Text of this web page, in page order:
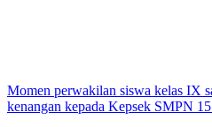
Momen perwakilan siswa kelas IX
kenangan kepada Kepsek SMPN